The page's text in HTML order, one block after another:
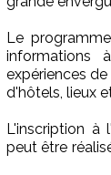
Le
informations
expériences
d'hôtels, lieux
L'inscription à
peut être